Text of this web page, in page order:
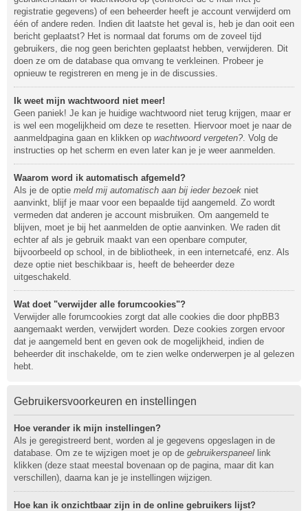
registratie gegevens) of een beheerder heeft je account verwijderd om
één of andere reden. Indien dit laatste het geval is, heb je dan ooit een
bericht geplaatst? Het is normaal dat forums om de zoveel tijd
gebruikers, die nog geen berichten geplaatst hebben, verwijderen. Dit
doen ze om de database qua omvang te verkleinen. Probeer je
opnieuw te registreren en meng je in de discussies.
Ik weet mijn wachtwoord niet meer!
Geen paniek! Je kan je huidige wachtwoord niet terug krijgen, maar er
is wel een mogelijkheid om deze te resetten. Hiervoor moet je naar de
aanmeldpagina gaan en klikken op wachtwoord vergeten?. Volg de
instructies op het scherm en even later kan je je weer aanmelden.
Waarom word ik automatisch afgemeld?
Als je de optie meld mij automatisch aan bij ieder bezoek niet
aanvinkt, blijf je maar voor een bepaalde tijd aangemeld. Zo wordt
vermeden dat anderen je account misbruiken. Om aangemeld te
blijven, moet je bij het aanmelden de optie aanvinken. We raden dit
echter af als je gebruik maakt van een openbare computer,
bijvoorbeeld op school, in de bibliotheek, in een internetcafé, enz. Als
deze optie niet beschikbaar is, heeft de beheerder deze
uitgeschakeld.
Wat doet "verwijder alle forumcookies"?
Verwijder alle forumcookies zorgt dat alle cookies die door phpBB3
aangemaakt werden, verwijdert worden. Deze cookies zorgen ervoor
dat je aangemeld bent en geven ook de mogelijkheid, indien de
beheerder dit inschakelde, om te zien welke onderwerpen je al gelezen
hebt.
Gebruikersvoorkeuren en instellingen
Hoe verander ik mijn instellingen?
Als je geregistreerd bent, worden al je gegevens opgeslagen in de
database. Om ze te wijzigen moet je op de gebruikerspaneel link
klikken (deze staat meestal bovenaan op de pagina, maar dit kan
verschillen), daarna kan je je instellingen wijzigen.
Hoe kan ik onzichtbaar zijn in de online gebruikers lijst?